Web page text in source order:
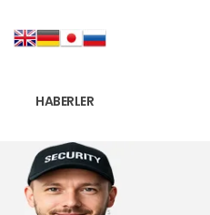
HABERLER